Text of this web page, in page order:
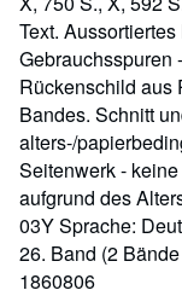
Text.
Gebrauchsspuren
Rückenschild aus
Bandes. Schnitt
alters-/
Seitenwerk -
aufgrund des
03Y Sprache:
26. Band (2
1860806